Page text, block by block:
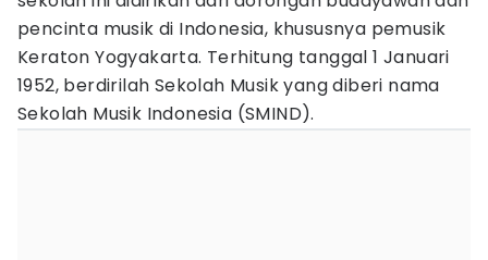
pencinta musik di Indonesia, khususnya pemusik
Keraton Yogyakarta. Terhitung tanggal 1 Januari
1952, berdirilah Sekolah Musik yang diberi nama
Sekolah Musik Indonesia (SMIND).